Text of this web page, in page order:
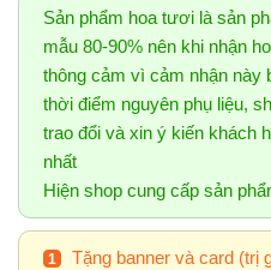
Sản phẩm hoa tươi là sản
mẫu 80-90% nên khi nhận
thông cảm vì cảm nhận này
thời điểm nguyên phụ liệu,
trao đổi và xin ý kiến khách
nhất
Hiện shop cung cấp sản
Tặng banner và card (trị